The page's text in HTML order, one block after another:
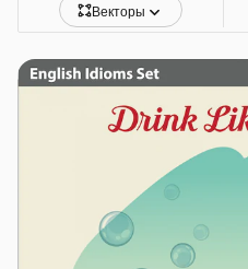
Векторы